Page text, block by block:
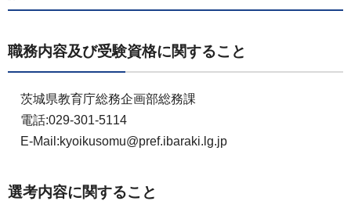
職務内容及び受験資格に関すること
茨城県教育庁総務企画部総務課
電話:029-301-5114
E-Mail:kyoikusomu@pref.ibaraki.lg.jp
選考内容に関すること